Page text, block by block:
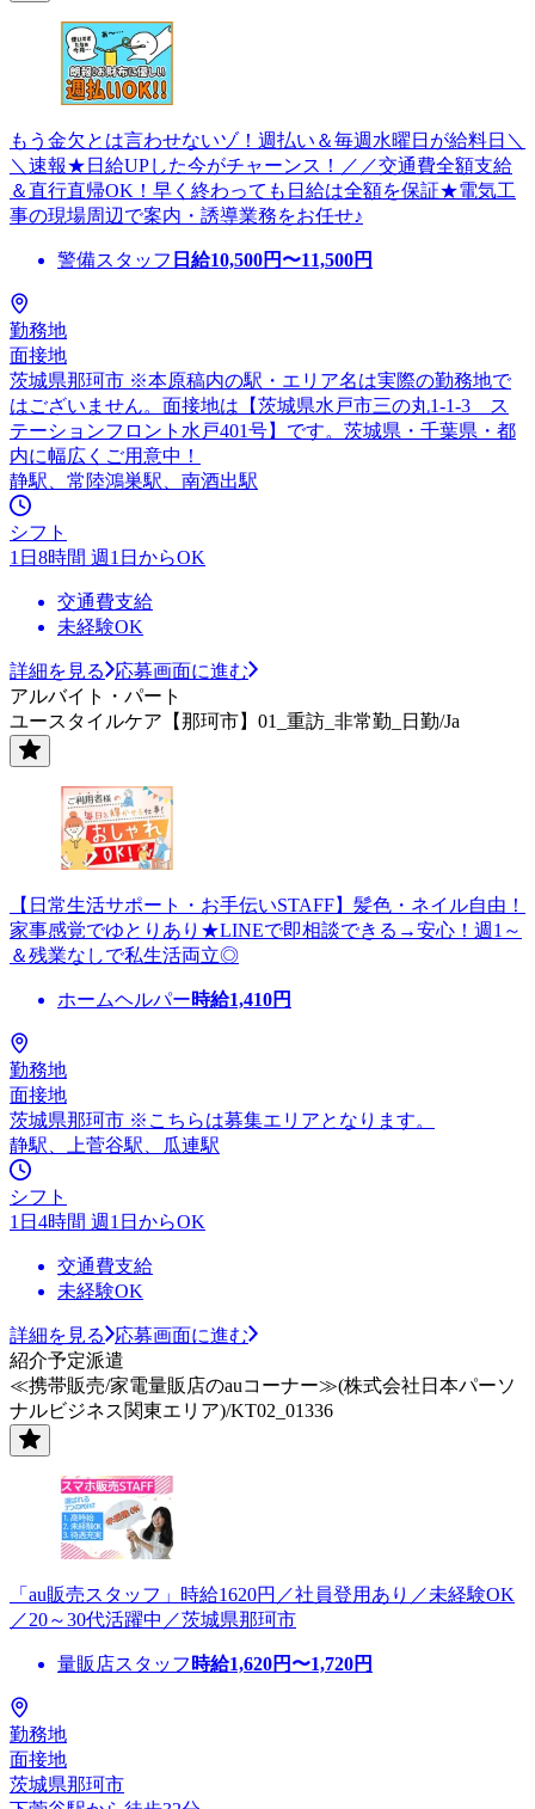
もう金欠とは言わせないゾ！週払い＆毎週水曜日が給料日＼
＼速報★日給UPした今がチャーンス！／／交通費全額支給
＆直行直帰OK！早く終わっても日給は全額を保証★電気工
事の現場周辺で案内・誘導業務をお任せ♪
警備スタッフ 日給10,500円〜11,500円
勤務地
面接地
茨城県那珂市 ※本原稿内の駅・エリア名は実際の勤務地で
はございません。面接地は【茨城県水戸市三の丸1-1-3 ス
テーションフロント水戸401号】です。茨城県・千葉県・都
内に幅広くご用意中！
静駅、常陸鴻巣駅、南酒出駅
シフト
1日8時間 週1日からOK
交通費支給
未経験OK
詳細を見る
応募画面に進む
アルバイト・パート
ユースタイルケア【那珂市】01_重訪_非常勤_日勤/Ja
【日常生活サポート・お手伝いSTAFF】髪色・ネイル自由！
家事感覚でゆとりあり★LINEで即相談できる→安心！週1～
＆残業なしで私生活両立◎
ホームヘルパー時給1,410円
勤務地
面接地
茨城県那珂市 ※こちらは募集エリアとなります。
静駅、上菅谷駅、瓜連駅
シフト
1日4時間 週1日からOK
交通費支給
未経験OK
詳細を見る
応募画面に進む
紹介予定派遣
≪携帯販売/家電量販店のauコーナー≫(株式会社日本パーソ
ナルビジネス関東エリア)/KT02_01336
「au販売スタッフ」時給1620円／社員登用あり／未経験OK
／20～30代活躍中／茨城県那珂市
量販店スタッフ 時給1,620円〜1,720円
勤務地
面接地
茨城県那珂市